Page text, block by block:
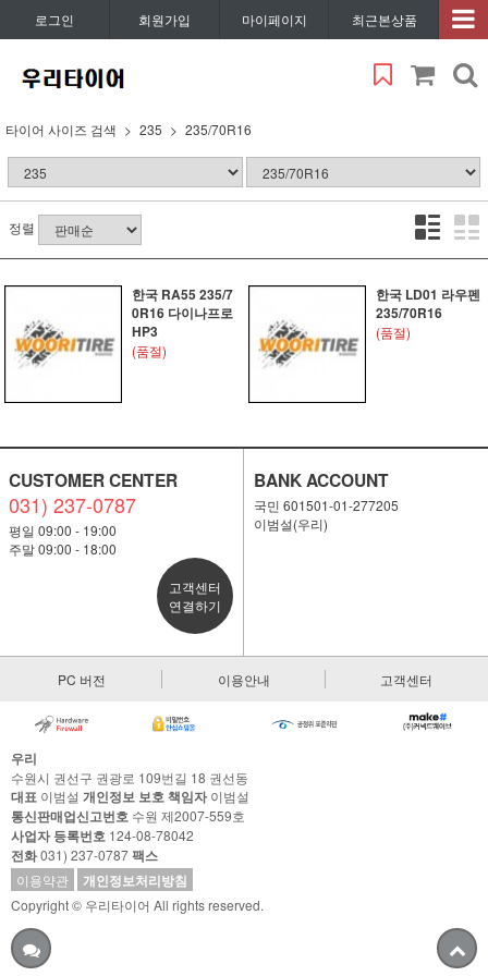
로그인 회원가입 마이페이지 최근본상품
타이어 사이즈 검색 235 235/70R16
정렬
한국 RA55 235/7
0R16 다이나프로
HP3
(품절)
한국 LD01 라우펜
235/70R16
(품절)
CUSTOMER CENTER
031) 237-0787
평일 09:00 - 19:00
주말 09:00 - 18:00
고객센터
연결하기
BANK ACCOUNT
국민 601501-01-277205
이범설(우리)
PC 버전 이용안내 고객센터
우리
수원시 권선구 권광로 109번길 18 권선동
대표 이범설 개인정보 보호 책임자이범설
통신판매업신고번호 수원 제2007-559호
사업자 등록번호 124-08-78042
전화031) 237-0787팩스
이용약관 개인정보처리방침
Copyright © 우리타이어 All rights reserved.